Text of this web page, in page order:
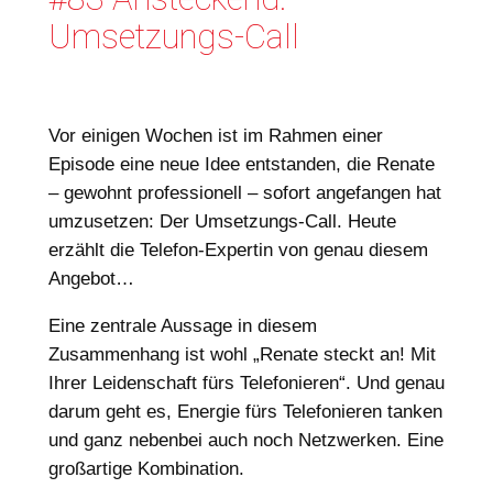
Umsetzungs-Call
Vor einigen Wochen ist im Rahmen einer
Episode eine neue Idee entstanden, die Renate
– gewohnt professionell – sofort angefangen hat
umzusetzen: Der Umsetzungs-Call. Heute
erzählt die Telefon-Expertin von genau diesem
Angebot…
Eine zentrale Aussage in diesem
Zusammenhang ist wohl „Renate steckt an! Mit
Ihrer Leidenschaft fürs Telefonieren“. Und genau
darum geht es, Energie fürs Telefonieren tanken
und ganz nebenbei auch noch Netzwerken. Eine
großartige Kombination.